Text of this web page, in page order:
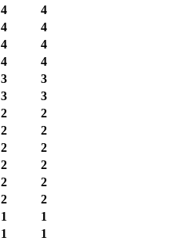
4
4
4
4
4
4
4
4
3
3
3
3
2
2
2
2
2
2
2
2
2
2
2
2
1
1
1
1